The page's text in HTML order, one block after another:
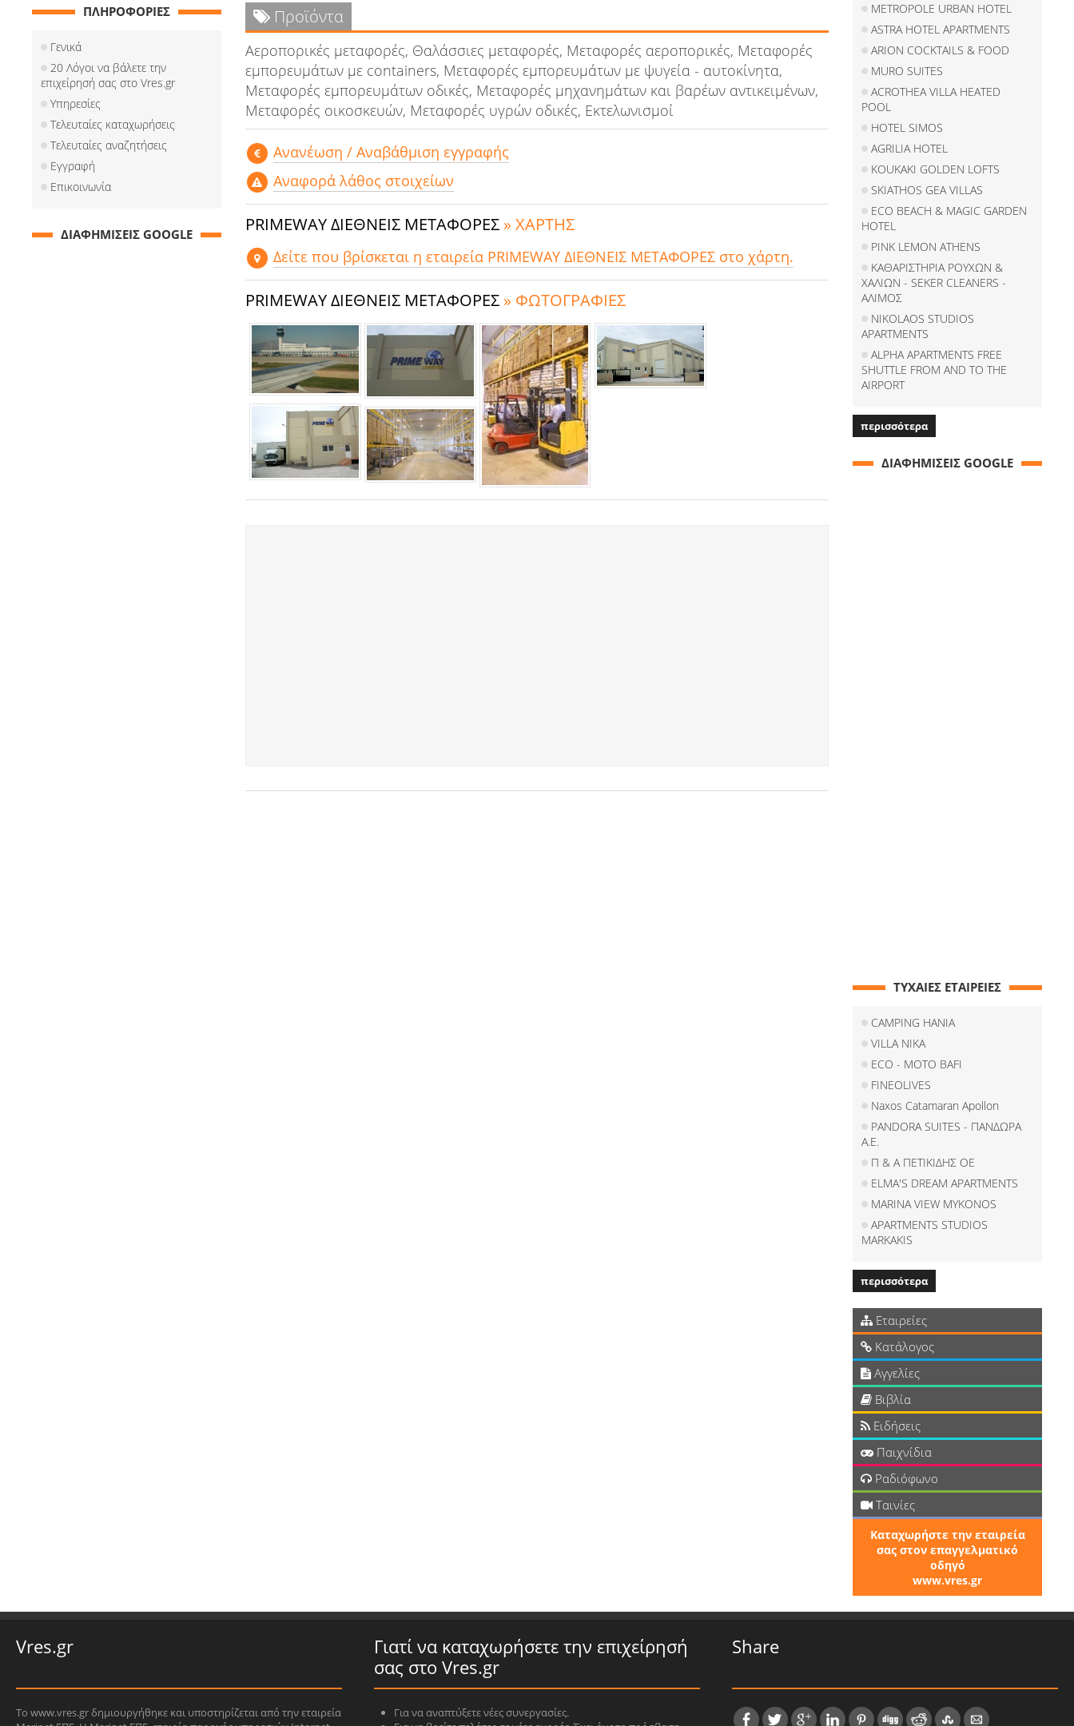
Προϊόντα
Αεροπορικές μεταφορές, Θαλάσσιες μεταφορές, Μεταφορές αεροπορικές, Μεταφορές
εμπορευμάτων με containers, Μεταφορές εμπορευμάτων με ψυγεία - αυτοκίνητα,
Μεταφορές εμπορευμάτων οδικές, Μεταφορές μηχανημάτων και βαρέων αντικειμένων,
Μεταφορές οικοσκευών, Μεταφορές υγρών οδικές, Εκτελωνισμοί
Aνανέωση / Αναβάθμιση εγγραφής
Αναφορά λάθος στοιχείων
PRIMEWAY ΔΙΕΘΝΕΙΣ ΜΕΤΑΦΟΡΕΣ » ΧΑΡΤΗΣ
Δείτε που βρίσκεται η εταιρεία PRIMEWAY ΔΙΕΘΝΕΙΣ ΜΕΤΑΦΟΡΕΣ στο χάρτη.
PRIMEWAY ΔΙΕΘΝΕΙΣ ΜΕΤΑΦΟΡΕΣ » ΦΩΤΟΓΡΑΦΙΕΣ
ΠΛΗΡΟΦΟΡΙΕΣ
Γενικά
20 Λόγοι να βάλετε την
επιχείρησή σας στο Vres.gr
Υπηρεσίες
Τελευταίες καταχωρήσεις
Τελευταίες αναζητήσεις
Εγγραφή
Επικοινωνία
ΔΙΑΦΗΜΙΣΕΙΣ GOOGLE
METROPOLE URBAN HOTEL
ASTRA HOTEL APARTMENTS
ARION COCKTAILS & FOOD
MURO SUITES
ACROTHEA VILLA HEATED
POOL
HOTEL SIMOS
AGRILIA HOTEL
KOUKAKI GOLDEN LOFTS
SKIATHOS GEA VILLAS
ECO BEACH & MAGIC GARDEN
HOTEL
PINK LEMON ATHENS
ΚΑΘΑΡΙΣΤΗΡΙΑ ΡΟΥΧΩΝ &
ΧΑΛΙΩΝ - SEKER CLEANERS -
ΑΛΙΜΟΣ
NIKOLAOS STUDIOS
APARTMENTS
ALPHA APARTMENTS FREE
SHUTTLE FROM AND TO THE
AIRPORT
περισσότερα
ΔΙΑΦΗΜΙΣΕΙΣ GOOGLE
ΤΥΧΑΙΕΣ ΕΤΑΙΡΕΙΕΣ
CAMPING HANIA
VILLA NIKA
ECO - MOTO BAFI
FINEOLIVES
Naxos Catamaran Apollon
PANDORA SUITES - ΠΑΝΔΩΡΑ
Α.Ε.
Π & Α ΠΕΤΙΚΙΔΗΣ ΟΕ
ELMA'S DREAM APARTMENTS
MARINA VIEW MYKONOS
APARTMENTS STUDIOS
MARKAKIS
περισσότερα
Εταιρείες
Κατάλογος
Αγγελίες
Βιβλία
Ειδήσεις
Παιχνίδια
Ραδιόφωνο
Ταινίες
Καταχωρήστε την εταιρεία
σας στον επαγγελματικό
οδηγό
www.vres.gr
Vres.gr
Το www.vres.gr δημιουργήθηκε και υποστηρίζεται από την εταιρεία
Γιατί να καταχωρήσετε την επιχείρησή
σας στο Vres.gr
Για να αναπτύξετε νέες συνεργασίες.
Share